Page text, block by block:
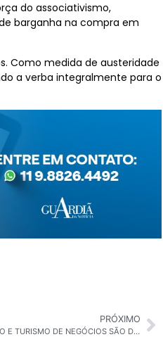
do associativismo,
barganha na compra em
Como medida de austeridade
a verba integralmente para o
PRÓXIMO
JAGUARIÚNA ALÉM DO RODEIO: CIRCUITO GASTRONÔMICO E TURISMO DE NEGÓCIOS SÃO DESTAQUES NO CONGRESSO DE MUNICÍPIOS